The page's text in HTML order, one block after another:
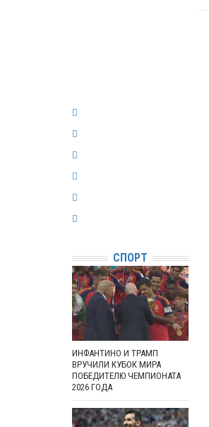
СПОРТ
ИНФАНТИНО И ТРАМП
ВРУЧИЛИ КУБОК МИРА
ПОБЕДИТЕЛЮ ЧЕМПИОНАТА
2026 ГОДА